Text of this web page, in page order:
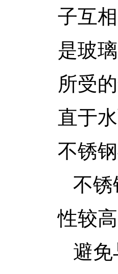
子互
是玻
所受
直于
不锈
不锈
性较
避免